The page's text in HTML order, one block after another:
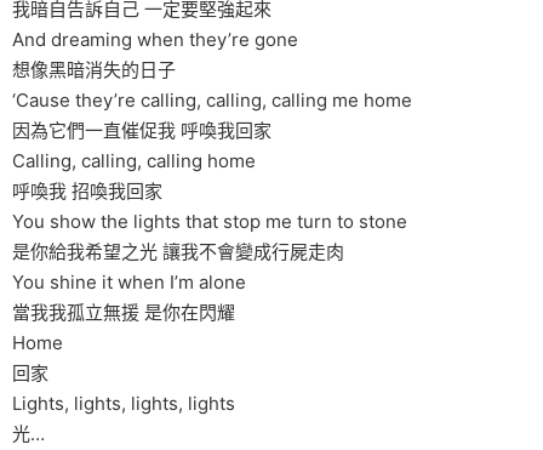
我暗自告訴自己 一定要堅強起來
And dreaming when they’re gone
想像黑暗消失的日子
‘Cause they’re calling, calling, calling me home
因為它們一直催促我 呼喚我回家
Calling, calling, calling home
呼喚我 招喚我回家
You show the lights that stop me turn to stone
是你給我希望之光 讓我不會變成行屍走肉
You shine it when I’m alone
當我我孤立無援 是你在閃耀
Home
回家
Lights, lights, lights, lights
光…